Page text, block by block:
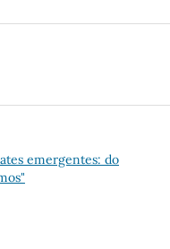
emergentes: do